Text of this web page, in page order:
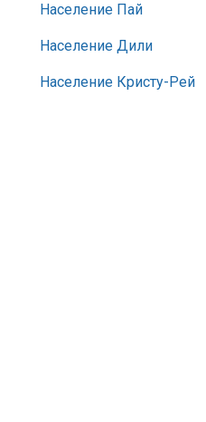
Население Пай
Население Дили
Население Кристу-Рей